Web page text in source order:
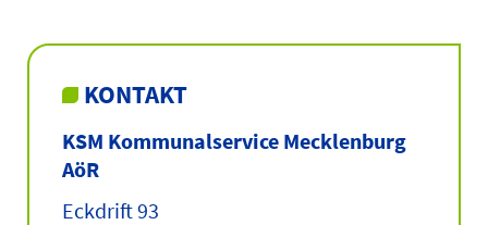
KONTAKT
KSM Kommunalservice Mecklenburg
AöR
Eckdrift 93